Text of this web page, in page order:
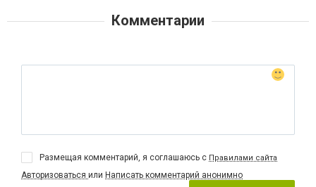
Комментарии
Размещая комментарий, я соглашаюсь с Правилами сайта
Авторизоваться или Написать комментарий анонимно